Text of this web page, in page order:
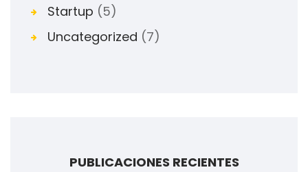
Startup (5)
Uncategorized (7)
PUBLICACIONES RECIENTES